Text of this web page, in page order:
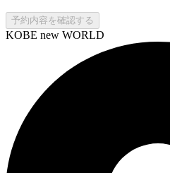
予約内容を確認する
KOBE new WORLD